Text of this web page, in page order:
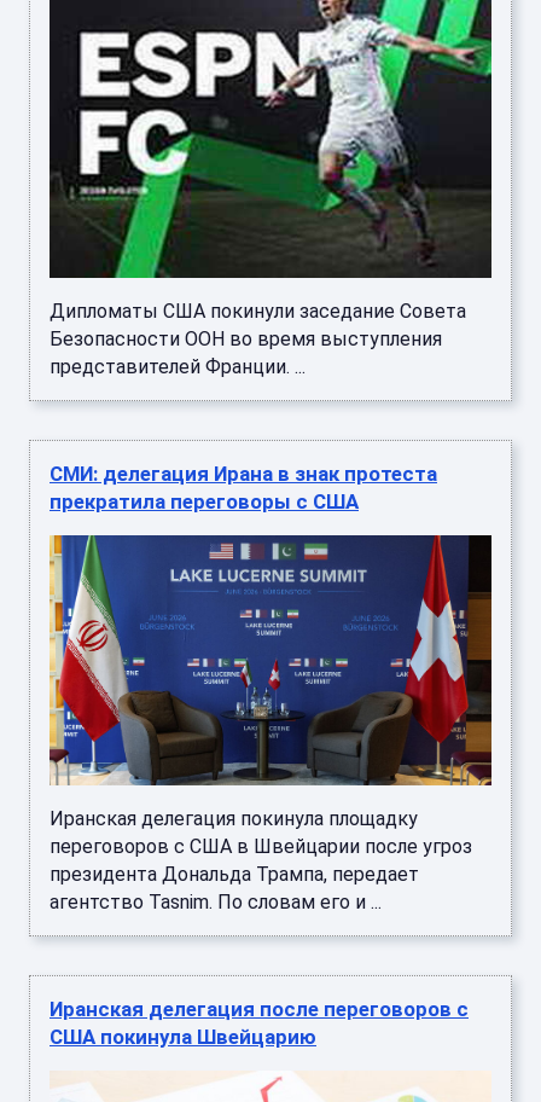
Дипломаты США покинули заседание Совета
Безопасности ООН во время выступления
представителей Франции. ...
СМИ: делегация Ирана в знак протеста
прекратила переговоры с США
Иранская делегация покинула площадку
переговоров с США в Швейцарии после угроз
президента Дональда Трампа, передает
агентство Tasnim. По словам его и ...
Иранская делегация после переговоров с
США покинула Швейцарию